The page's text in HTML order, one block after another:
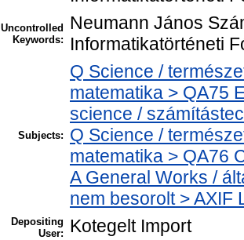
Uncontrolled
Keywords:
Neumann János
Informatikatörténeti
Subjects:
Q Science /
matematika > QA75
science /
Q Science /
matematika > QA76
A General Works /
nem besorolt > AXIF
Depositing
User:
Kotegelt Import